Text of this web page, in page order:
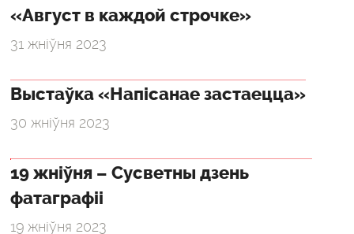
«Август в каждой строчке»
31 жніўня 2023
Выстаўка «Напісанае застаецца»
30 жніўня 2023
19 жніўня – Сусветны дзень
фатаграфіі
19 жніўня 2023